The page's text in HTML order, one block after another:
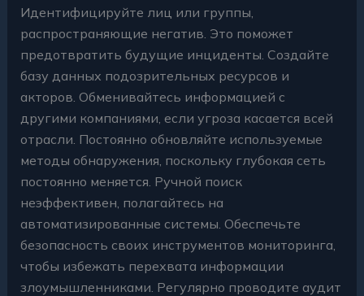
Идентифицируйте лиц или группы,
распространяющие негатив. Это поможет
предотвратить будущие инциденты. Создайте
базу данных подозрительных ресурсов и
акторов. Обменивайтесь информацией с
другими компаниями, если угроза касается всей
отрасли. Постоянно обновляйте используемые
методы обнаружения, поскольку глубокая сеть
постоянно меняется. Ручной поиск
неэффективен, полагайтесь на
автоматизированные системы. Обеспечьте
безопасность своих инструментов мониторинга,
чтобы избежать перехвата информации
злоумышленниками. Регулярно проводите аудит